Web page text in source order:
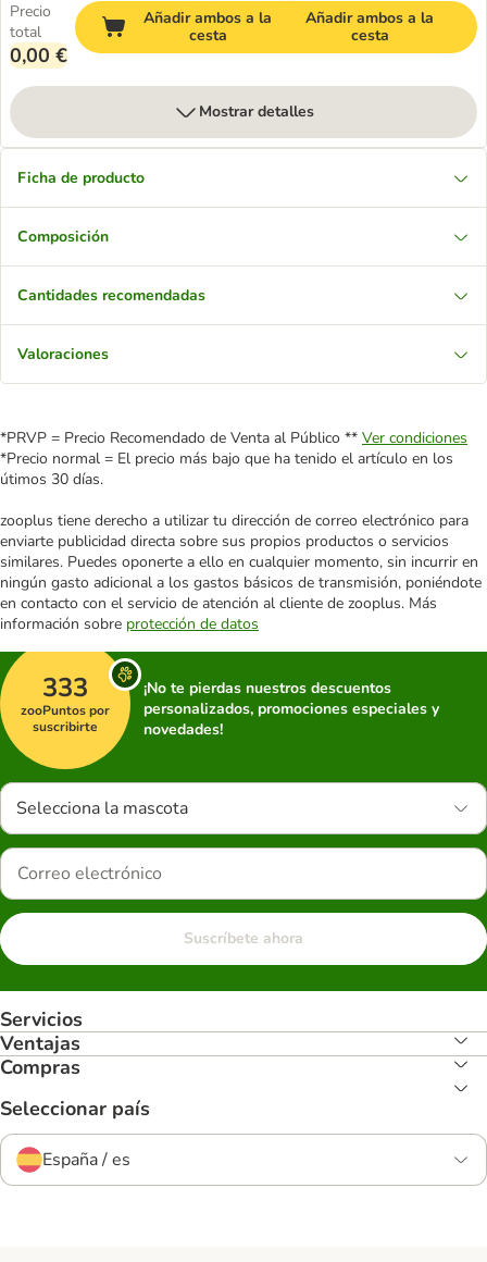
Precio
total
0,00 €
Añadir ambos a la
cesta
Añadir ambos a la
cesta
Mostrar detalles
Ficha de producto
Composición
Cantidades recomendadas
Valoraciones
*PRVP = Precio Recomendado de Venta al Público ** Ver condiciones
*Precio normal = El precio más bajo que ha tenido el artículo en los
útimos 30 días.
zooplus tiene derecho a utilizar tu dirección de correo electrónico para
enviarte publicidad directa sobre sus propios productos o servicios
similares. Puedes oponerte a ello en cualquier momento, sin incurrir en
ningún gasto adicional a los gastos básicos de transmisión, poniéndote
en contacto con el servicio de atención al cliente de zooplus. Más
información sobre protección de datos
333
zooPuntos por
suscribirte
¡No te pierdas nuestros descuentos
personalizados, promociones especiales y
novedades!
Selecciona la mascota
Suscríbete ahora
Servicios
Ventajas
Compras
Seleccionar país
España / es